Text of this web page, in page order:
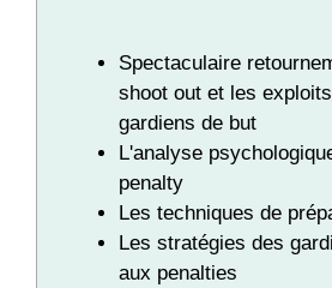
Spectaculaire
shoot out et les
gardiens de but
L'analyse
penalty
Les techniques de
Les stratégies des
aux penalties